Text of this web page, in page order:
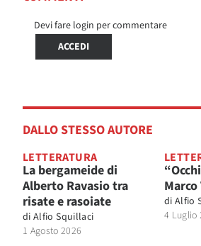
Devi fare login per commentare
ACCEDI
DALLO STESSO AUTORE
LETTERATURA
La bergameide di
Alberto Ravasio tra
risate e rasoiate
di Alfio Squillaci
1 Agosto 2026
di Alfio
4 Luglio